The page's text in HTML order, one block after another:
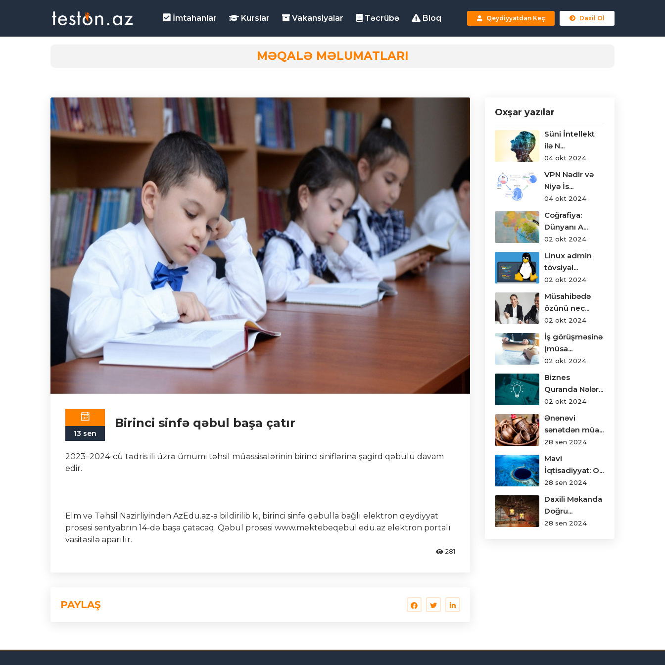
İmtahanlar Kurslar Vakansiyalar Təcrübə Bloq Qeydiyyatdan Keç Daxil Ol
MƏQALƏ MƏLUMATLARI
13 sen
Birinci sinfə qəbul başa çatır
2023–2024-cü tədris ili üzrə ümumi təhsil müəssisələrinin birinci siniflərinə şagird qəbulu davam
edir.
Elm və Təhsil Nazirliyindən AzEdu.az-a bildirilib ki, birinci sinfə qəbulla bağlı elektron qeydiyyat
prosesi sentyabrın 14-də başa çatacaq. Qəbul prosesi www.mektebeqebul.edu.az elektron portalı
vasitəsilə aparılır.
281
PAYLAŞ
Oxşar yazılar
Süni İntellekt
ilə N...
04 okt 2024
VPN Nədir və
Niyə İs...
04 okt 2024
Coğrafiya:
Dünyanı A...
02 okt 2024
Linux admin
tövsiyəl...
02 okt 2024
Müsahibədə
özünü nec...
02 okt 2024
İş görüşməsinə
(müsa...
02 okt 2024
Biznes
Quranda Nələr...
02 okt 2024
Ənənəvi
sənətdən müa...
28 sen 2024
Mavi
İqtisadiyyat: O...
28 sen 2024
Daxili Məkanda
Doğru...
28 sen 2024